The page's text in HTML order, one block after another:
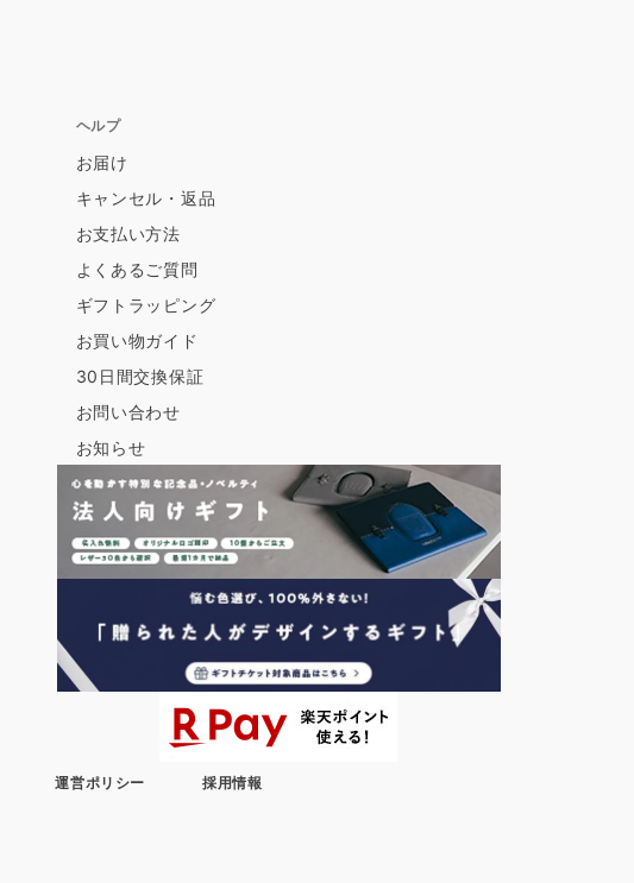
ヘルプ
お届け
キャンセル・返品
お支払い方法
よくあるご質問
ギフトラッピング
お買い物ガイド
30日間交換保証
お問い合わせ
お知らせ
運営ポリシー 採用情報